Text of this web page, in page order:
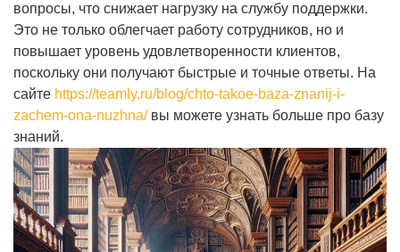
вопросы, что снижает нагрузку на службу поддержки.
Это не только облегчает работу сотрудников, но и
повышает уровень удовлетворенности клиентов,
поскольку они получают быстрые и точные ответы. На
сайте https://teamly.ru/blog/chto-takoe-baza-znanij-i-
zachem-ona-nuzhna/вы можете узнать больше про базу
знаний.